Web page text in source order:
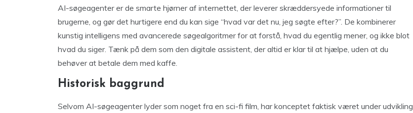
AI-søgeagenter er de smarte hjørner af internettet, der leverer skræddersyede informationer til
brugerne, og gør det hurtigere end du kan sige “hvad var det nu, jeg søgte efter?”. De kombinerer
kunstig intelligens med avancerede søgealgoritmer for at forstå, hvad du egentlig mener, og ikke blot
hvad du siger. Tænk på dem som den digitale assistent, der altid er klar til at hjælpe, uden at du
behøver at betale dem med kaffe.
Historisk baggrund
Selvom AI-søgeagenter lyder som noget fra en sci-fi film, har konceptet faktisk været under udvikling